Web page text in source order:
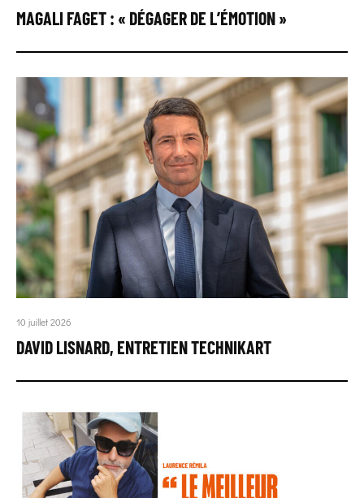
MAGALI FAGET : « DÉGAGER DE L’ÉMOTION »
10 juillet 2026
DAVID LISNARD, ENTRETIEN TECHNIKART